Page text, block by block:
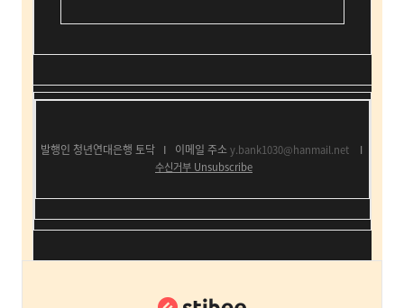
발행인 청년연대은행 토닥 I 이메일 주소y.bank1030@hanmail.net
I
수신거부 Unsubscribe